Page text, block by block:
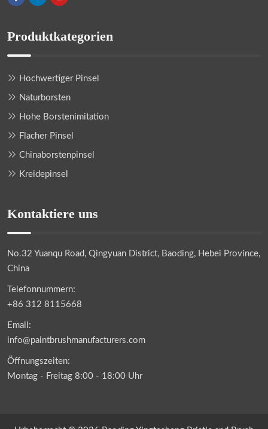
Produktkategorien
Hochwertiger Pinsel
Naturborsten
Hohe Borstenimitation
Flacher Pinsel
Chinaborstenpinsel
Kreidepinsel
Kontaktiere uns
No.32 Yuanqu Road, Qingyuan District, Baoding, Hebei Province,
China
Telefonnummern:
+86 312 8115668
Email:
info@paintbrushmanufacturers.com
Öffnungszeiten:
Montag - Freitag 8:00 - 18:00 Uhr